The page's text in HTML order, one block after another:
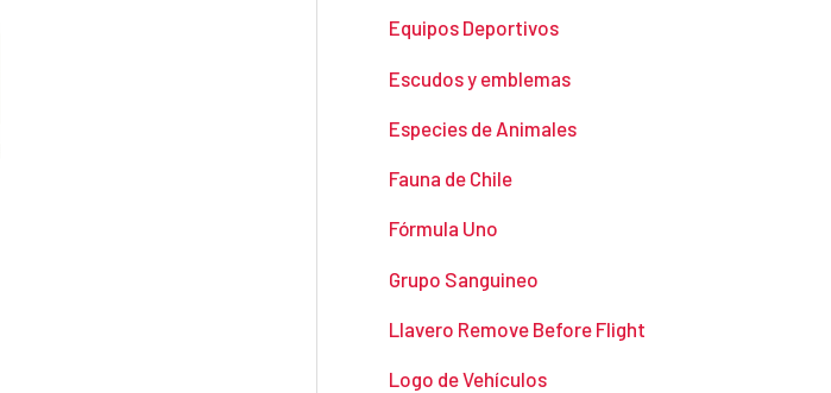
Equipos Deportivos
Escudos y emblemas
Especies de Animales
Fauna de Chile
Fórmula Uno
Grupo Sanguineo
Llavero Remove Before Flight
Logo de Vehículos